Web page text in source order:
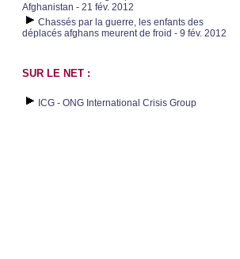
Afghanistan - 21 fév. 2012
Chassés par la guerre, les enfants des
déplacés afghans meurent de froid - 9 fév. 2012
SUR LE NET :
ICG - ONG International Crisis Group